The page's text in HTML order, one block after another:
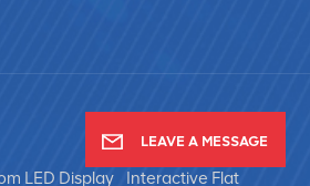
LED Display Interactive Flat
LEAVE A MESSAGE